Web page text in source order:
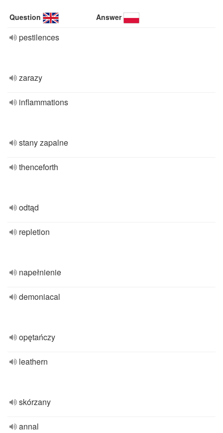
Question Answer
pestilences
zarazy
inflammations
stany zapalne
thenceforth
odtąd
repletion
napełnienie
demoniacal
opętańczy
leathern
skórzany
annal